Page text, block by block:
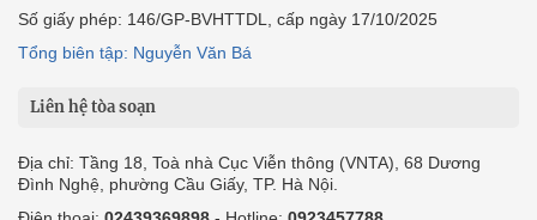
Số giấy phép: 146/GP-BVHTTDL, cấp ngày 17/10/2025
Tổng biên tập: Nguyễn Văn Bá
Liên hệ tòa soạn
Địa chỉ: Tầng 18, Toà nhà Cục Viễn thông (VNTA), 68 Dương
Đình Nghệ, phường Cầu Giấy, TP. Hà Nội.